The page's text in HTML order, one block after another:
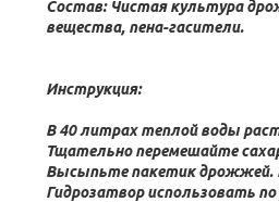
Состав: Чистая культура
вещества, пена-гасители.
Инструкция:
В 40 литрах теплой воды
Тщательно перемешайте
Высыпьте пакетик дрожжей.
Гидрозатвор использовать